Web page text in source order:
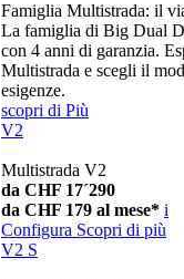
Famiglia Multistrada: il
La famiglia di Big Dual
con 4 anni di garanzia.
Multistrada e scegli il
esigenze.
scopri di Più
V2
Multistrada V2
da CHF 17´290
da CHF 179 al mese* i
Configura Scopri di più
V2 S